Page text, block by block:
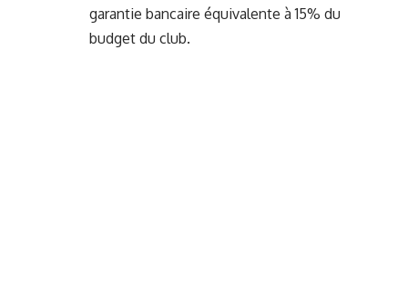
garantie bancaire équivalente à 15% du
budget du club.